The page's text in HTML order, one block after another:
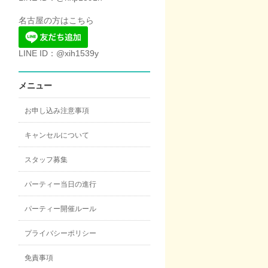
名古屋の方はこちら
LINE ID：@xih1539y
メニュー
お申し込み注意事項
キャンセルについて
スタッフ募集
パーティー当日の進行
パーティー開催ルール
プライバシーポリシー
免責事項